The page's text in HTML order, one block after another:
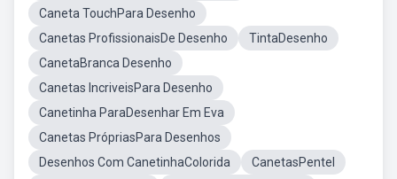
Caneta TouchPara Desenho
Canetas ProfissionaisDe Desenho
TintaDesenho
CanetaBranca Desenho
Canetas IncriveisPara Desenho
Canetinha ParaDesenhar Em Eva
Canetas PrópriasPara Desenhos
Desenhos Com CanetinhaColorida
CanetasPentel